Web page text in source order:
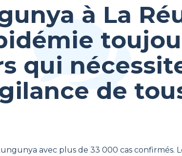
à La
qui
de
avec plus de 33 000 cas confirmés.